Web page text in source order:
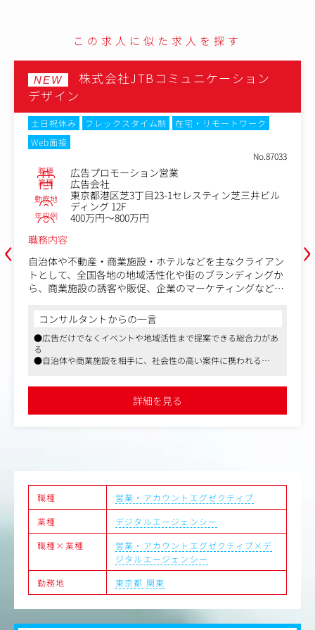
ルティングを行います。決まった商品を売るのではなく、
課題をヒアリングし、各クライアントのニーズに応じて自
社サービスや各種広告媒体を活用した提案ができる、やり
がいのある業務です。
この求人に似た求人を探す
‹
NEW
株式会社JTBコミュニケーション
デザイン
土日祝休み フレックスタイム制
在宅・リモートワーク
Web面接
No.87033
職種 広告プロモーション営業
業種 広告会社
勤務地
東京都港区芝3丁目23-1セレスティン芝三井ビル
ディング 12F
年収例
400万円～800万円
職務内容
自治体や不動産・商業施設・ホテルなどを主なクライアン
トとして、全国各地の地域活性化や街のブランディングか
ら、商業施設の誘客や販促、企業のマーケティングなどに
営業兼プロデューサーとして、クライアントが抱えている
あらゆる課題に対して、広告・プロモーションを中心とし
た総合的な企画提案やプロジェクト推進を担っていただき
ます。
・広告プロモーションの企画・実施
【ポジションの魅力】
・観光に強みを持つJTBグループの総合広告代理店機能
・国内地域と関連する案件が多く、観光誘客プロモーショ
ンや地域活性事業に携わることができる
・自社のリソースとして、イベント・HRコンサルティング
など、広告プロモーションに捉われない解決手法を有して
いる
・担当クライアントだけに限らない、新規案件へのチャレ
ンジ機会多数
・フレキシブルな働き方（コアタイム無しのフレックス勤
コンサルタントからの一言
●広告だけでなくイベントや地域活性まで提案できる総合力があ
る
●自治体や商業施設を相手に、社会性の高い案件に携われる
詳細を見る
›
職種
営業・アカウントエグゼクティブ
業種
デジタルエージェンシー
職種×業種
営業・アカウントエグゼクティブ×デ
ジタルエージェンシー
勤務地
東京都 関東